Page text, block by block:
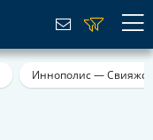
Иннополис — Свияжск